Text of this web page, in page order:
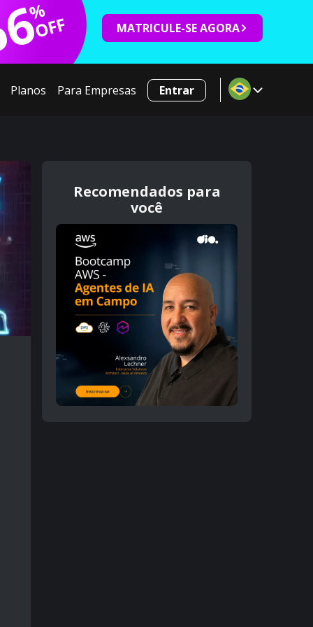
%
OFF MATRICULE-SE AGORA
Planos Para Empresas Entrar
Recomendados para
você